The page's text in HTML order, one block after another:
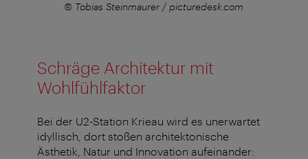
© Tobias Steinmaurer / picturedesk.com
Schräge Architektur mit
Wohlfühlfaktor
Bei der U2-Station Krieau wird es unerwartet
idyllisch, dort stoßen architektonische
Ästhetik, Natur und Innovation aufeinander: